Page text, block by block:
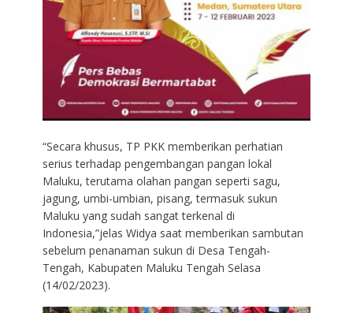
“Secara khusus, TP PKK memberikan perhatian
serius terhadap pengembangan pangan lokal
Maluku, terutama olahan pangan seperti sagu,
jagung, umbi-umbian, pisang, termasuk sukun
Maluku yang sudah sangat terkenal di
Indonesia,”jelas Widya saat memberikan sambutan
sebelum penanaman sukun di Desa Tengah-
Tengah, Kabupaten Maluku Tengah Selasa
(14/02/2023).